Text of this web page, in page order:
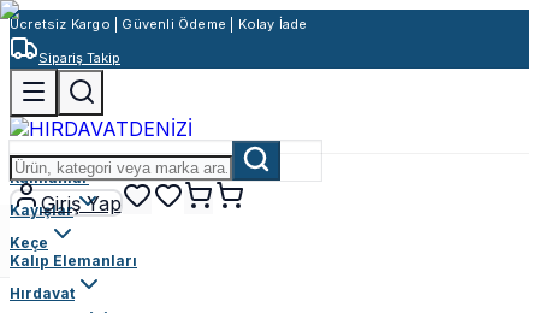
Ücretsiz Kargo | Güvenli Ödeme | Kolay İade
Sipariş Takip
Giriş Yap
Rulmanlar
Kayışlar
Keçe
Kalıp Elemanları
Hırdavat